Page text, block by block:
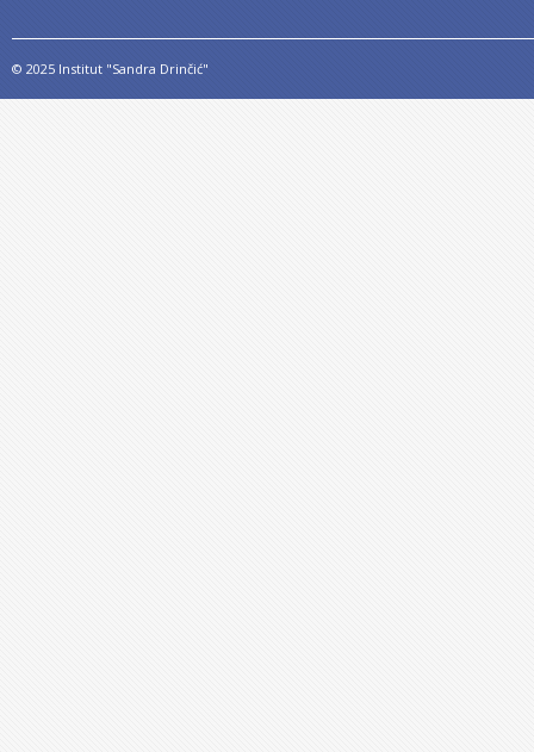
© 2025 Institut "Sandra Drinčić"